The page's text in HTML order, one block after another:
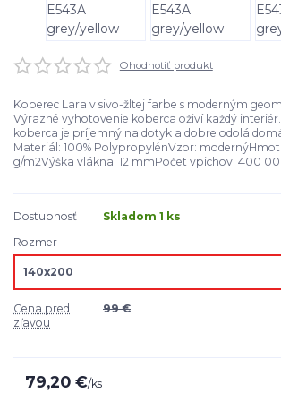
Ohodnotiť produkt
Koberec Lara v sivo-žltej farbe s moderným
Výrazné vyhotovenie koberca oživí každý
koberca je príjemný na dotyk a dobre odolá
Materiál: 100% PolypropylénVzor:
g/m2Výška vlákna: 12 mmPočet vpichov: 400
Dostupnosť
Skladom 1 ks
Rozmer
Cena pred
zľavou
99 €
79,20 €/ks